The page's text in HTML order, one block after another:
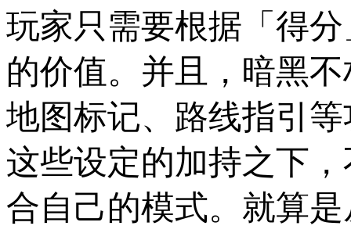
玩家只需要根据「得
的价值。并且，暗黑
地图标记、路线指引
这些设定的加持之下
合自己的模式。就算